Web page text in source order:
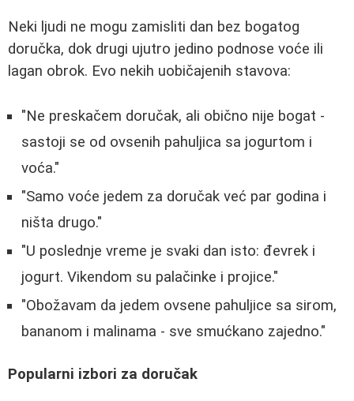
Neki ljudi ne mogu zamisliti dan bez bogatog
doručka, dok drugi ujutro jedino podnose voće ili
lagan obrok. Evo nekih uobičajenih stavova:
"Ne preskačem doručak, ali obično nije bogat -
sastoji se od ovsenih pahuljica sa jogurtom i
voća."
"Samo voće jedem za doručak već par godina i
ništa drugo."
"U poslednje vreme je svaki dan isto: đevrek i
jogurt. Vikendom su palačinke i projice."
"Obožavam da jedem ovsene pahuljice sa sirom,
bananom i malinama - sve smućkano zajedno."
Popularni izbori za doručak